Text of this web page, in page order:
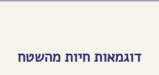
דוגמאות חיות מהשטח